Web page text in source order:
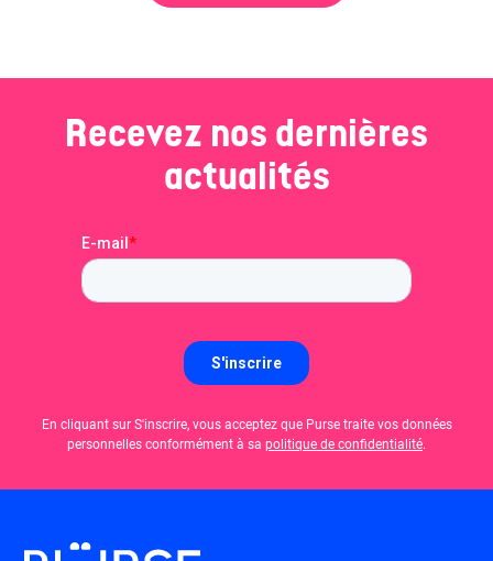
Recevez nos dernières
actualités
En cliquant sur S'inscrire, vous acceptez que Purse traite vos données
personnelles conformément à sa politique de confidentialité.